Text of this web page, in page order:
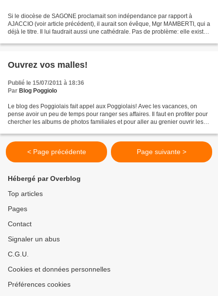
Si le diocèse de SAGONE proclamait son indépendance par rapport à
AJACCIO (voir article précédent), il aurait son évêque, Mgr MAMBERTI, qui a
déjà le titre. Il lui faudrait aussi une cathédrale. Pas de problème: elle existe.
Ouvrez vos malles!
Publié le 15/07/2011 à 18:36
Par Blog Poggiolo
Le blog des Poggiolais fait appel aux Poggiolais! Avec les vacances, on
pense avoir un peu de temps pour ranger ses affaires. Il faut en profiter pour
chercher les albums de photos familiales et pour aller au grenier ouvrir les
< Page précédente Page suivante >
Hébergé par Overblog
Top articles
Pages
Contact
Signaler un abus
C.G.U.
Cookies et données personnelles
Préférences cookies